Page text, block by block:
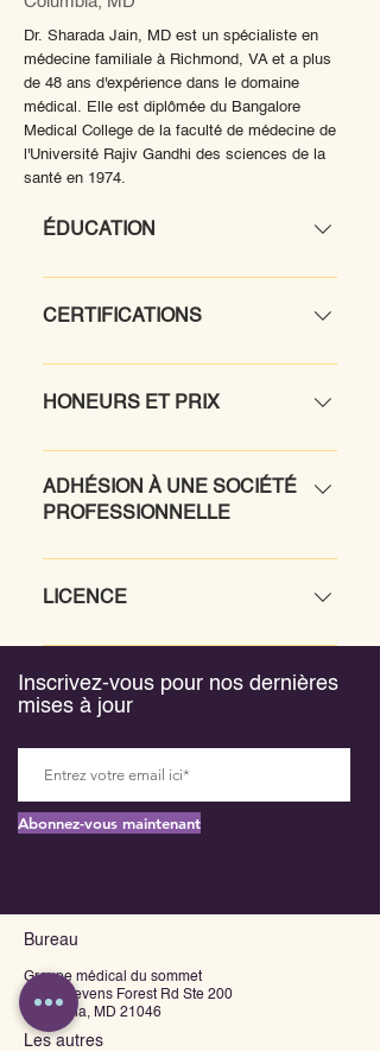
Dr. Sharada Jain, MD est un spécialiste en
médecine familiale à Richmond, VA et a plus
de 48 ans d'expérience dans le domaine
médical. Elle est diplômée du Bangalore
Medical College de la faculté de médecine de
l'Université Rajiv Gandhi des sciences de la
santé en 1974.
ÉDUCATION
Prince George's Hospital Center,
médecine : Médecine externe-interne,
1983 Mount Carmel Medical Center,
programme de stagiaire flexible, 1973-
1974 Hôpitaux affiliés au Bangalore
Medical College, Bangalore, INDE
CERTIFICATIONS
Board Eligible (Certified 1993, 2000)
HONEURS ET PRIX
combattants (août 2001, août 2003,
novembre 2003)
ADHÉSION À UNE SOCIÉTÉ
PROFESSIONNELLE
de famille
LICENCE
Licence en Virginie depuis 1991
Inscrivez-vous pour nos dernières
mises à jour
Abonnez-vous maintenant
Bureau
Groupe médical du sommet
6310 Stevens Forest Rd Ste 200
Columbia, MD 21046
Les autres